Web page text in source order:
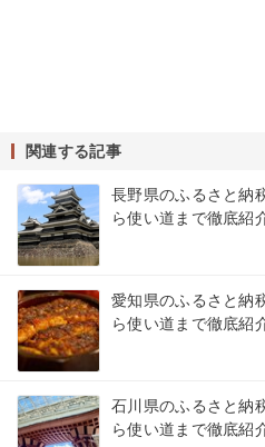
関連する記事
長野県のふるさと納
ら使い道まで徹底紹
愛知県のふるさと納
ら使い道まで徹底紹
石川県のふるさと納
ら使い道まで徹底紹